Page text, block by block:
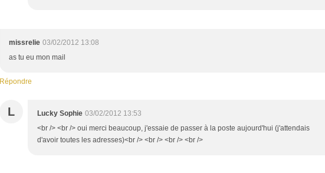
missrelie 03/02/2012 13:08
as tu eu mon mail
Répondre
L Lucky Sophie 03/02/2012 13:53
<br /> <br /> oui merci beaucoup, j'essaie de passer à la poste aujourd'hui (j'attendais
d'avoir toutes les adresses)<br /> <br /> <br /> <br />